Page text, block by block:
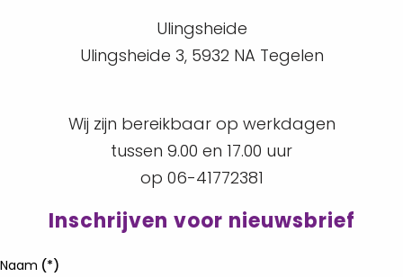
Ulingsheide
Ulingsheide 3, 5932 NA Tegelen
Wij zijn bereikbaar op werkdagen
tussen 9.00 en 17.00 uur
op 06-41772381
Inschrijven voor nieuwsbrief
Naam (*)